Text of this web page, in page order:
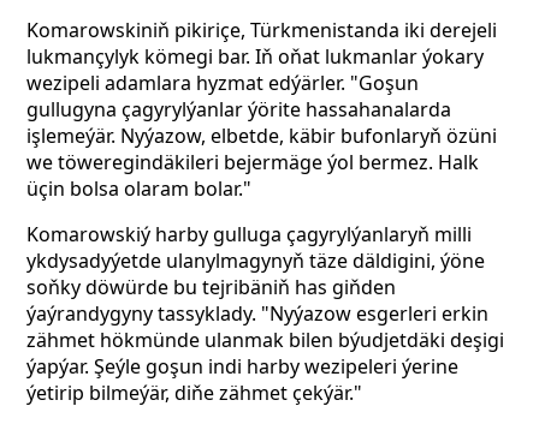
Komarowskiniň pikiriçe, Türkmenistanda iki derejeli
lukmançylyk kömegi bar. Iň oňat lukmanlar ýokary
wezipeli adamlara hyzmat edýärler. "Goşun
gullugyna çagyrylýanlar ýörite hassahanalarda
işlemeýär. Nyýazow, elbetde, käbir bufonlaryň özüni
we töweregindäkileri bejermäge ýol bermez. Halk
üçin bolsa olaram bolar."
Komarowskiý harby gulluga çagyrylýanlaryň milli
ykdysadyýetde ulanylmagynyň täze däldigini, ýöne
soňky döwürde bu tejribäniň has giňden
ýaýrandygyny tassyklady. "Nyýazow esgerleri erkin
zähmet hökmünde ulanmak bilen býudjetdäkideşigi
ýapýar. Şeýle goşun indi harby wezipeleri ýerine
ýetirip bilmeýär, diňe zähmet çekýär."